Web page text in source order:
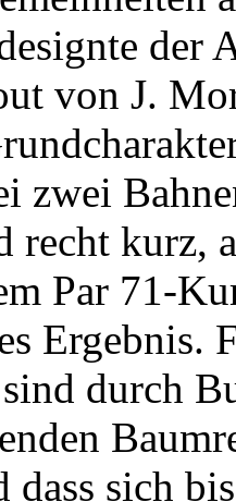
der
von J.
zwei
recht kurz,
Par 71-
Ergebnis.
durch
dass sich